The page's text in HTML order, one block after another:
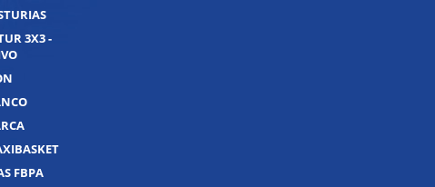
3X3 -
FBPA